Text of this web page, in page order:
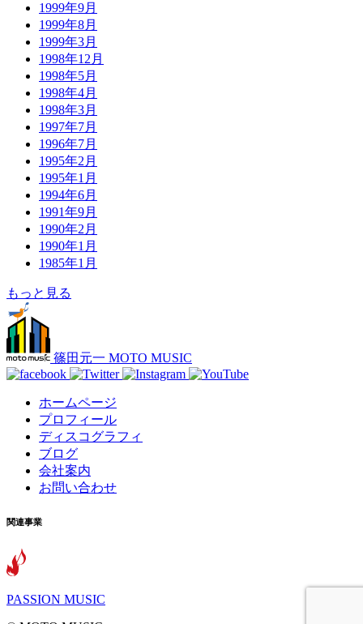
1999年9月
1999年8月
1999年3月
1998年12月
1998年5月
1998年4月
1998年3月
1997年7月
1996年7月
1995年2月
1995年1月
1994年6月
1991年9月
1990年2月
1990年1月
1985年1月
もっと見る
篠田元一 MOTO MUSIC
ホームページ
プロフィール
ディスコグラフィ
ブログ
会社案内
お問い合わせ
関連事業
PASSION MUSIC